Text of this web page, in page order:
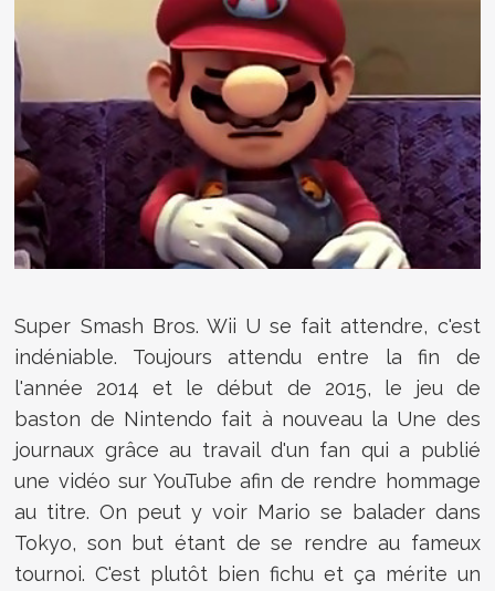
Super Smash Bros. Wii U se fait attendre, c'est
indéniable. Toujours attendu entre la fin de
l'année 2014 et le début de 2015, le jeu de
baston de Nintendo fait à nouveau la Une des
journaux grâce au travail d'un fan qui a publié
une vidéo sur YouTube afin de rendre hommage
au titre. On peut y voir Mario se balader dans
Tokyo, son but étant de se rendre au fameux
tournoi. C'est plutôt bien fichu et ça mérite un